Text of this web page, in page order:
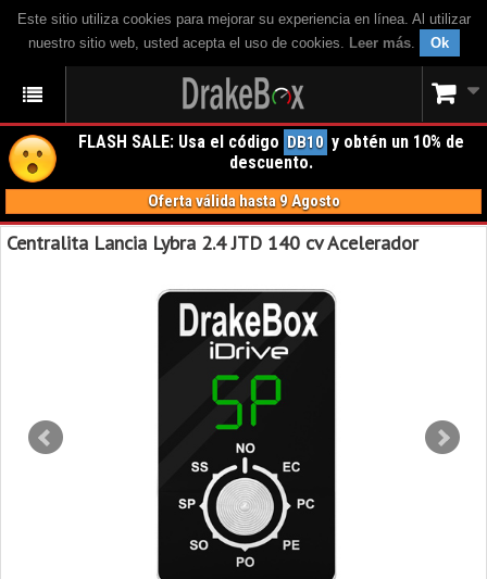
Este sitio utiliza cookies para mejorar su experiencia en línea. Al utilizar
nuestro sitio web, usted acepta el uso de cookies. Leer más. Ok
FLASH SALE: Usa el código DB10 y obtén un 10% de
descuento.
Oferta válida hasta 9 Agosto
Centralita Lancia Lybra 2.4 JTD 140 cv Acelerador